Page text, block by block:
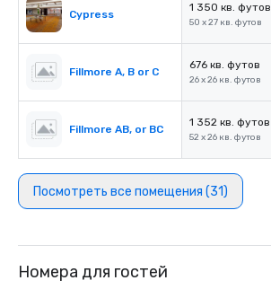
Cypress
1 350 кв. футов
50 x 27 кв. футов
Fillmore A, B or C
676 кв. футов
26 x 26 кв. футов
Fillmore AB, or BC
1 352 кв. футов
52 x 26 кв. футов
Посмотреть все помещения (31)
Номера для гостей